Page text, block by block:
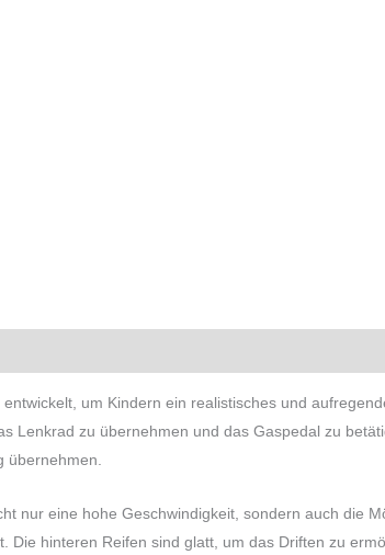
um Kindern ein realistisches und
Lenkrad zu übernehmen und das Gaspedal zu
übernehmen.
nur eine hohe Geschwindigkeit, sondern auch die
Die hinteren Reifen sind glatt, um das Driften zu